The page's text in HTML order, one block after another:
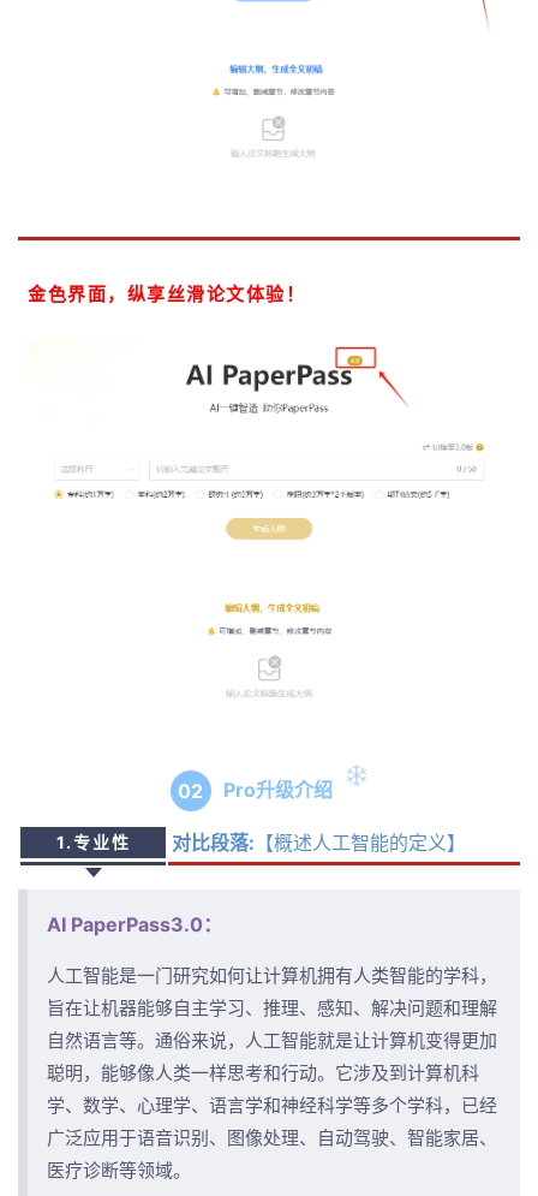
金色界面，纵享丝滑论文体验！
02 Pro升级介绍
1.专业性 对比段落: 【概述人工智能的定义】
AI PaperPass3.0：
人工智能是一门研究如何让计算机拥有人类智能的学科，
旨在让机器能够自主学习、推理、感知、解决问题和理解
自然语言等。通俗来说，人工智能就是让计算机变得更加
聪明，能够像人类一样思考和行动。它涉及到计算机科
学、数学、心理学、语言学和神经科学等多个学科，已经
广泛应用于语音识别、图像处理、自动驾驶、智能家居、
医疗诊断等领域。